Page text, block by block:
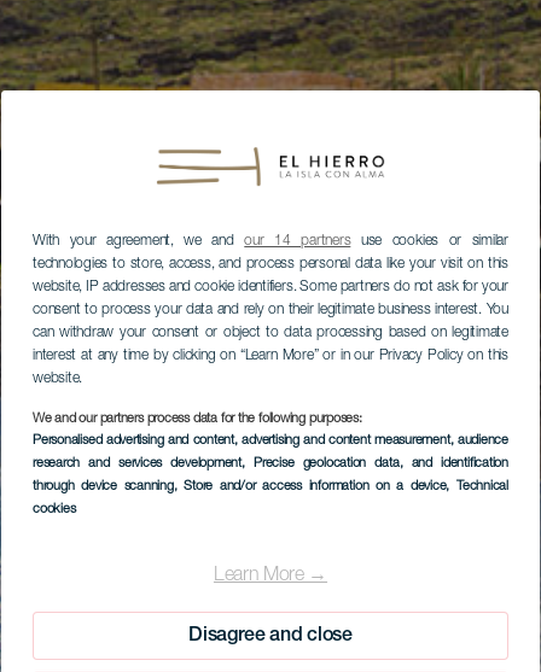
With your agreement, we andour 14 partnersuse cookies or similar
technologies to store, access, and process personal data like your visit on this
website, IP addresses and cookie identifiers. Some partners do not ask for your
consent to process your data and rely on their legitimate business interest. You
can withdraw your consent or object to data processing based on legitimate
interest at any time by clicking on “Learn More” or in our Privacy Policy on this
website.
We and our partners process data for the following purposes:
Personalised advertising and content, advertising and content measurement, audience
research and services development, Precise geolocation data, and identification
through device scanning, Store and/or access information on a device, Technical
cookies
Learn More →
Disagree and close